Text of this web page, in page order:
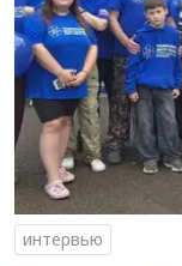
интервью